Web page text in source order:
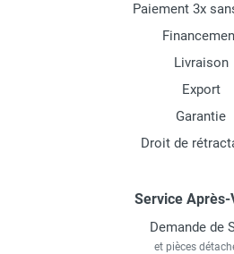
Paiement 3x
Livraison
Export
Garantie
Droit de
Service Après-
Demande de
et pièces